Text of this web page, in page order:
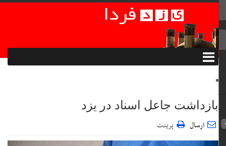
بازداشت جاعل اسناد در یزد
ارسال پرینت